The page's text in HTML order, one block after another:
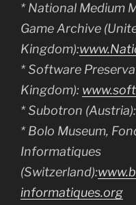
* National Medium
Game Archive
Kingdom):
* Software
Kingdom):
* Subotron (Austria):
* Bolo Museum,
Informatiques
(Switzerland):
informatiques.org